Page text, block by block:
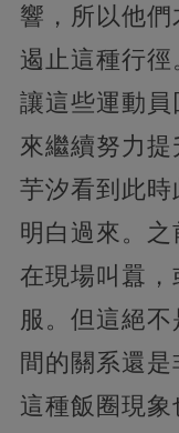
響，所以他
遏止這種行
讓這些運動
來繼續努力
芋汐看到此
明白過來。
在現場叫囂
服。但這絕
間的關系還
這種飯圈現